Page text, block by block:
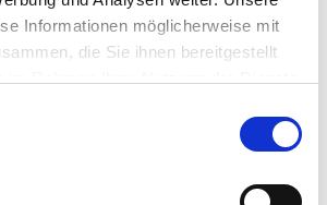
Informationen möglicherweise mit
die Sie ihnen bereitgestellt
Maklerprofil ansehen